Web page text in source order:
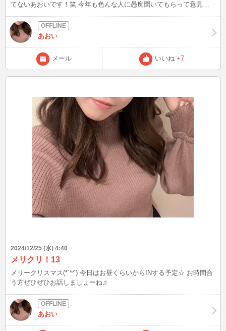
てないあおいです！笑 今年も色んな人に愚痴聞いてもらって意見も
あおい
メール いいね +7
2024/12/25 (水) 4:40
メリクリ！13
メリークリスマス(*˙꒳​˙) 今日はお昼くらいからINする予定☆ お時間合
う方ぜひぜひお話しましょーね♫
あおい